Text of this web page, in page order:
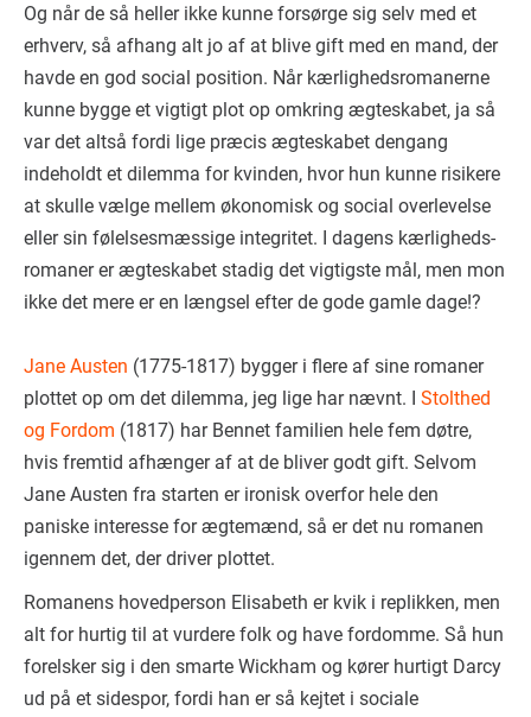
Og når de så heller ikke kunne forsørge sig selv med et
erhverv, så afhang alt jo af at blive gift med en mand, der
havde en god social position. Når kærlighedsromanerne
kunne bygge et vigtigt plot op omkring ægteskabet, ja så
var det altså fordi lige præcis ægteskabet dengang
indeholdt et dilemma for kvinden, hvor hun kunne risikere
at skulle vælge mellem økonomisk og social overlevelse
eller sin følelsesmæssige integritet. I dagens kærligheds-
romaner er ægteskabet stadig det vigtigste mål, men mon
ikke det mere er en længsel efter de gode gamle dage!?
Jane Austen (1775-1817) bygger i flere af sine romaner
plottet op om det dilemma, jeg lige har nævnt. I Stolthed
og Fordom (1817) har Bennet familien hele fem døtre,
hvis fremtid afhænger af at de bliver godt gift. Selvom
Jane Austen fra starten er ironisk overfor hele den
paniske interesse for ægtemænd, så er det nu romanen
igennem det, der driver plottet.
Romanens hovedperson Elisabeth er kvik i replikken, men
alt for hurtig til at vurdere folk og have fordomme. Så hun
forelsker sig i den smarte Wickham og kører hurtigt Darcy
ud på et sidespor, fordi han er så kejtet i sociale